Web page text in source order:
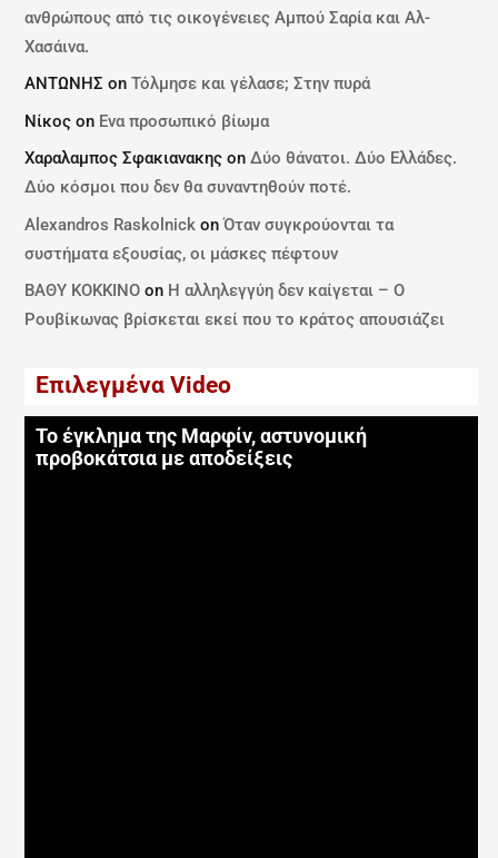
ανθρώπους από τις οικογένειες Αμπού Σαρία και Αλ-
Χασάινα.
ΑΝΤΩΝΗΣ onΤόλμησε και γέλασε; Στην πυρά
Νίκος on Ενα προσωπικό βίωμα
Χαραλαμπος Σφακιανακης onΔύο θάνατοι. Δύο Ελλάδες.
Δύο κόσμοι που δεν θα συναντηθούν ποτέ.
Alexandros Raskolnick onΌταν συγκρούονται τα
συστήματα εξουσίας, οι μάσκες πέφτουν
ΒΑΘΥ ΚΟΚΚΙΝΟ on Η αλληλεγγύη δεν καίγεται – Ο
Ρουβίκωνας βρίσκεται εκεί που το κράτος απουσιάζει
Επιλεγμένα Video
Το έγκλημα της Μαρφίν, αστυνομική
προβοκάτσια με αποδείξεις